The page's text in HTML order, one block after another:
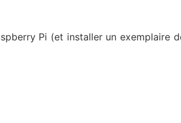
Pi (et installer un exemplaire